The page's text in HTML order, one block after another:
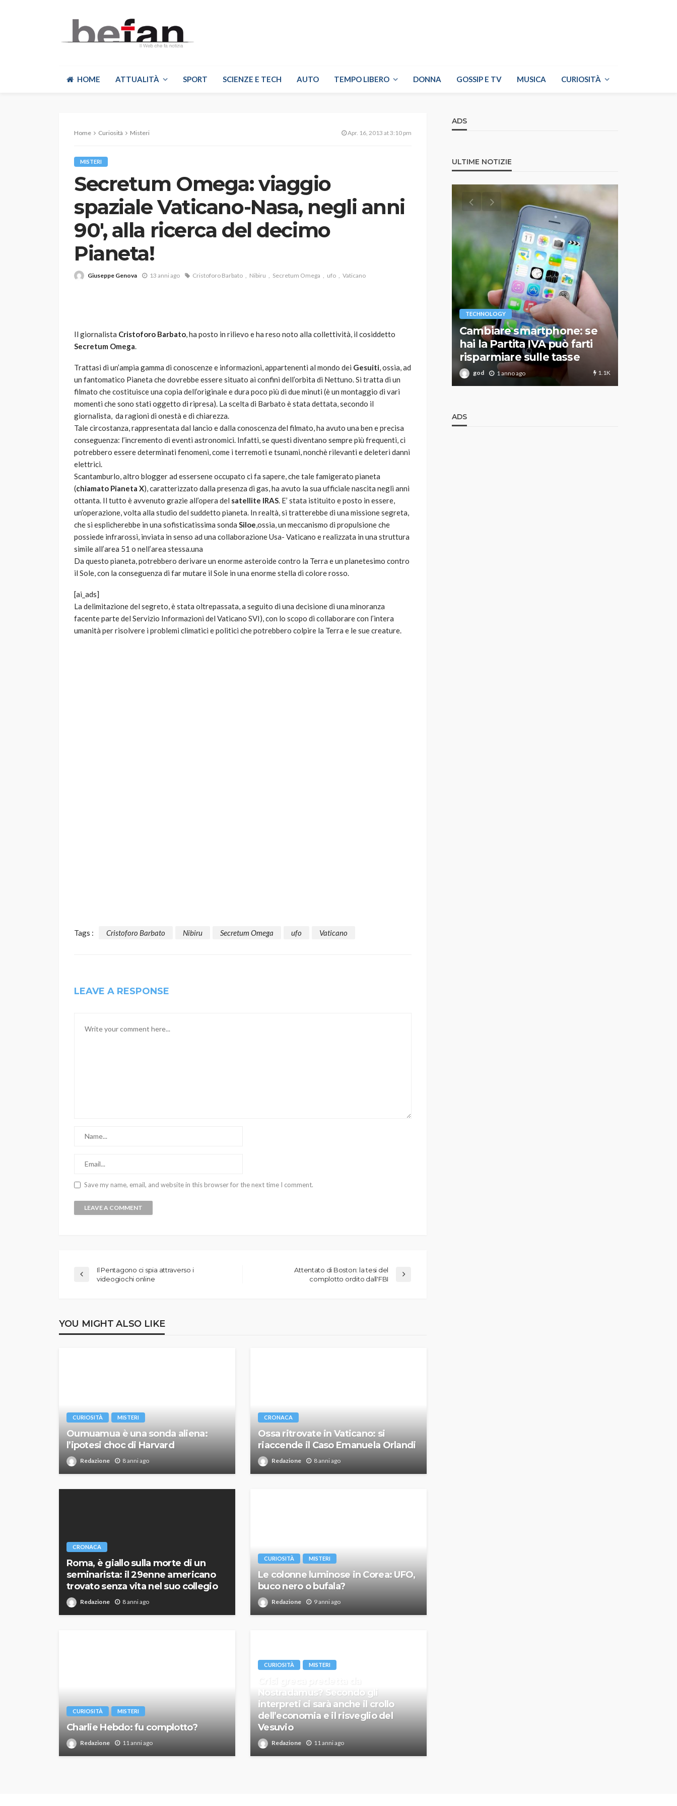
HOME ATTUALITÀ SPORT SCIENZE E TECH AUTO TEMPO LIBERO DONNA GOSSIP E TV MUSICA CURIOSITÀ
Home Curiosità Misteri Apr. 16, 2013 at 3:10 pm
MISTERI
Secretum Omega: viaggio
spaziale Vaticano-Nasa, negli anni
90', alla ricerca del decimo
Pianeta!
Giuseppe Genova 13 anni ago Cristoforo Barbato Nibiru Secretum Omega ufo Vaticano
Il giornalista Cristoforo Barbato, ha posto in rilievo e ha reso noto alla collettività, il cosiddetto
Secretum Omega.
Trattasi di un’ampia gamma di conoscenze e informazioni, appartenenti al mondo dei Gesuiti, ossia, ad
un fantomatico Pianeta che dovrebbe essere situato ai confini dell’orbita di Nettuno. Si tratta di un
filmato che costituisce una copia dell’originale e dura poco più di due minuti (è un montaggio di vari
momenti che sono stati oggetto di ripresa). La scelta di Barbato è stata dettata, secondo il
giornalista, da ragioni di onestà e di chiarezza.
Tale circostanza, rappresentata dal lancio e dalla conoscenza del filmato, ha avuto una ben e precisa
conseguenza: l’incremento di eventi astronomici. Infatti, se questi diventano sempre più frequenti, ci
potrebbero essere determinati fenomeni, come i terremoti e tsunami, nonchè rilevanti e deleteri danni
elettrici.
Scantamburlo, altro blogger ad essersene occupato ci fa sapere, che tale famigerato pianeta
(chiamato Pianeta X), caratterizzato dalla presenza di gas, ha avuto la sua ufficiale nascita negli anni
ottanta. Il tutto è avvenuto grazie all’opera del satellite IRAS. E’ stata istituito e posto in essere,
un’operazione, volta alla studio del suddetto pianeta. In realtà, si tratterebbe di una missione segreta,
che si esplicherebbe in una sofisticatissima sonda Siloe,ossia, un meccanismo di propulsione che
possiede infrarossi, inviata in senso ad una collaborazione Usa- Vaticano e realizzata in una struttura
simile all’area 51 o nell’area stessa.una
Da questo pianeta, potrebbero derivare un enorme asteroide contro la Terra e un planetesimo contro
il Sole, con la conseguenza di far mutare il Sole in una enorme stella di colore rosso.
[ai_ads]
La delimitazione del segreto, è stata oltrepassata, a seguito di una decisione di una minoranza
facente parte del Servizio Informazioni del Vaticano SVI), con lo scopo di collaborare con l’intera
umanità per risolvere i problemi climatici e politici che potrebbero colpire la Terra e le sue creature.
Tags : Cristoforo Barbato Nibiru Secretum Omega ufo Vaticano
LEAVE A RESPONSE
Save my name, email, and website in this browser for the next time I comment.
Il Pentagono ci spia attraverso i
videogiochi online
Attentato di Boston: la tesi del
complotto ordito dall'FBI
YOU MIGHT ALSO LIKE
CURIOSITÀ MISTERI
Oumuamua è una sonda aliena:
l’ipotesi choc di Harvard
Redazione 8 anni ago
CRONACA
Ossa ritrovate in Vaticano: si
riaccende il Caso Emanuela Orlandi
Redazione 8 anni ago
CRONACA
Roma, è giallo sulla morte di un
seminarista: il 29enne americano
trovato senza vita nel suo collegio
Redazione 8 anni ago
CURIOSITÀ MISTERI
Le colonne luminose in Corea: UFO,
buco nero o bufala?
Redazione 9 anni ago
CURIOSITÀ MISTERI
Charlie Hebdo: fu complotto?
Redazione 11 anni ago
CURIOSITÀ MISTERI
Nostradamus? Secondo gli
interpreti ci sarà anche il crollo
dell’economia e il risveglio del
Vesuvio
Redazione 11 anni ago
ADS
ULTIME NOTIZIE
Robot tagliaerba: quale
god 1 anno ago 784
passione per
god 9 mesi ago
TECHNOLOGY
Cambiare smartphone: se
hai la Partita IVA può farti
risparmiare sulle tasse
god 1 anno ago 1.1K
ADS